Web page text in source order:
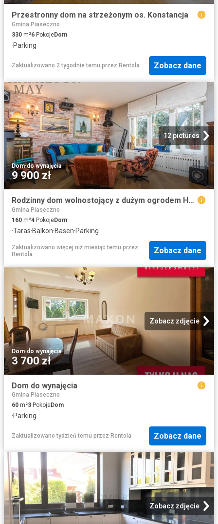
Przestronny dom na strzeżonym os. Konstancja
Gmina Piaseczno
330 m²6 PokojeDom
·Parking
Zaktualizowano 2 tygodnie temu przez Rentola Zobacz dane
12 pictures
Dom·do wynajęcia
9 900 zł
Rodzinny dom wolnostojący z dużym ogrodem Hamilton May
Gmina Piaseczno
160 m²4 PokojeDom
·Taras·Balkon·Basen·Parking
Zaktualizowano więcej niż miesiąc temu przez
Rentola
Zobacz dane
Zobacz zdjęcie
Dom·do wynajęcia
3 700 zł
Dom do wynajęcia
Gmina Piaseczno
60 m²3 PokojeDom
·Parking
Zaktualizowano tydzień temu przez Rentola Zobacz dane
Zobacz zdjęcie